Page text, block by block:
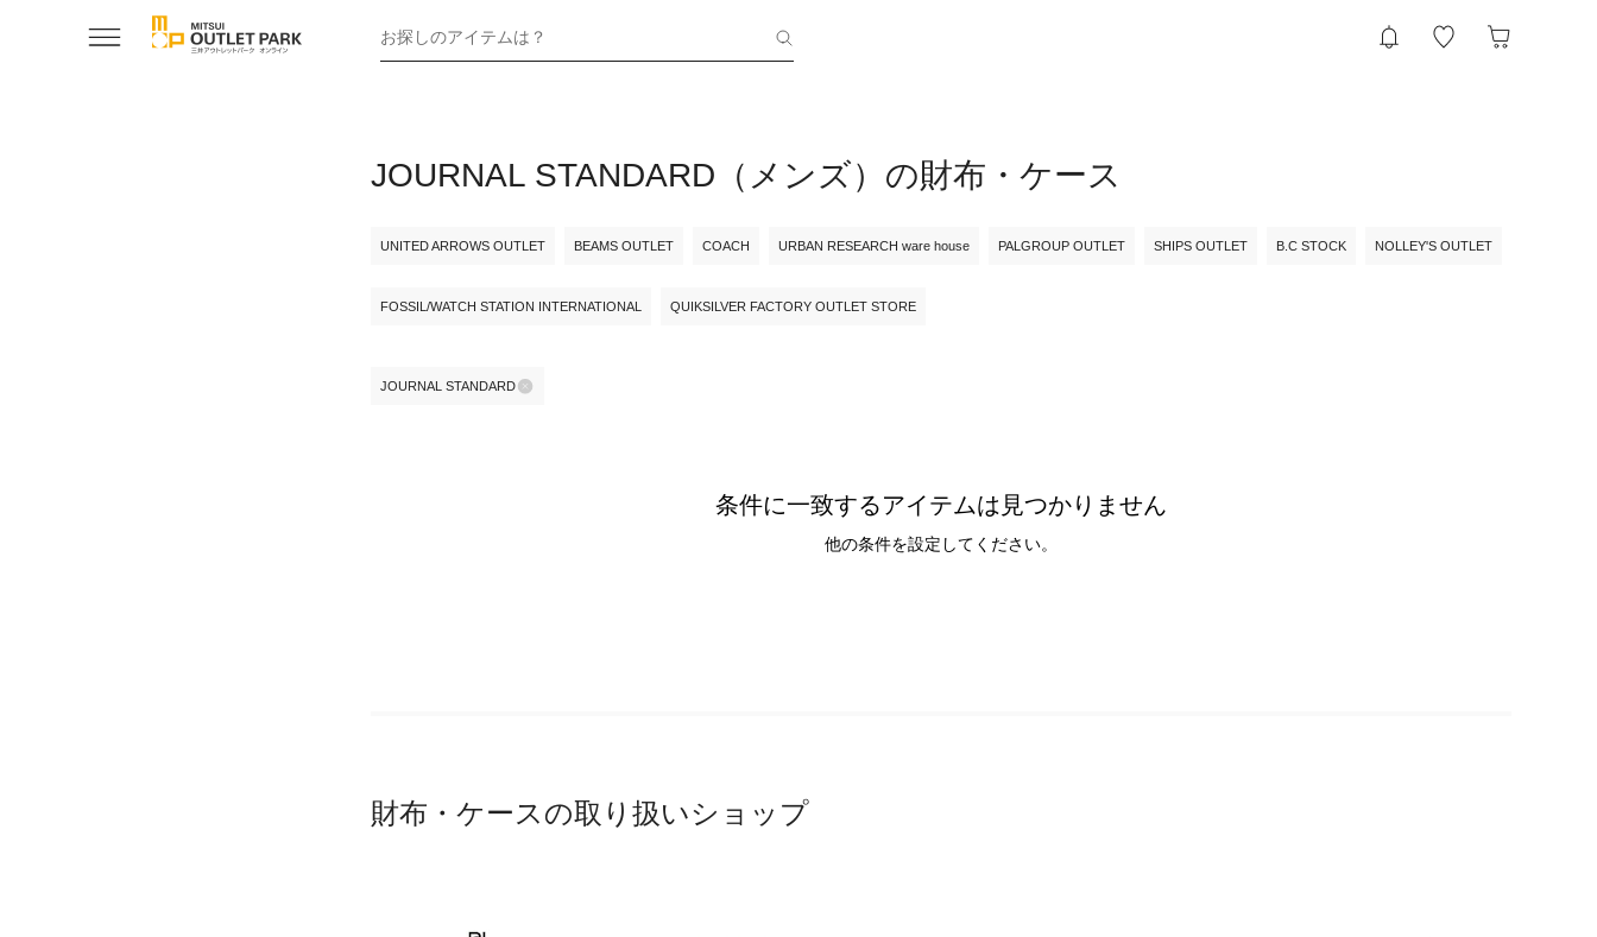
お探しのアイテムは？
JOURNAL STANDARD（メンズ）の財布・ケース
UNITED ARROWS OUTLET BEAMS OUTLET COACH URBAN RESEARCH ware house PALGROUP OUTLET SHIPS OUTLET B.C STOCK NOLLEY'S OUTLET
FOSSIL/WATCH STATION INTERNATIONAL QUIKSILVER FACTORY OUTLET STORE
JOURNAL STANDARD
条件に一致するアイテムは見つかりません
他の条件を設定してください。
財布・ケースの取り扱いショップ